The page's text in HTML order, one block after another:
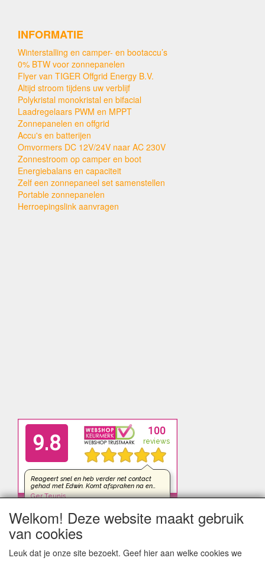
INFORMATIE
Winterstalling en camper- en bootaccu’s
0% BTW voor zonnepanelen
Flyer van TIGER Offgrid Energy B.V.
Altijd stroom tijdens uw verblijf
Polykristal monokristal en bifacial
Laadregelaars PWM en MPPT
Zonnepanelen en offgrid
Accu's en batterijen
Omvormers DC 12V/24V naar AC 230V
Zonnestroom op camper en boot
Energiebalans en capaciteit
Zelf een zonnepaneel set samenstellen
Portable zonnepanelen
Herroepingslink aanvragen
Welkom! Deze website maakt gebruik
van cookies
Leuk dat je onze site bezoekt. Geef hier aan welke cookies we